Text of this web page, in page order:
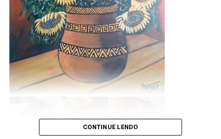
R. da Prata, 8-14 – Centro, Pirenópolis – GO, 72980-000
CONTINUE LENDO